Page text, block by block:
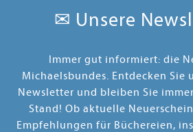
✉ Unsere
Immer gut informiert: die
Michaelsbundes. Entdecken Sie
Newsletter und bleiben Sie
Stand! Ob aktuelle
Empfehlungen für Büchereien,